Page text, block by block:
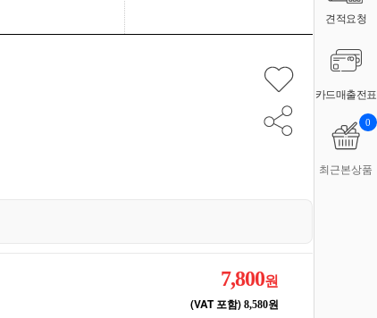
견적요청
카드매출전표
최근본상품
0
7,800원
(VAT 포함) 8,580원